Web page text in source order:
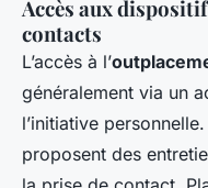
Accès aux
contacts
L’accès à l’
généralement via un
l’initiative
proposent des